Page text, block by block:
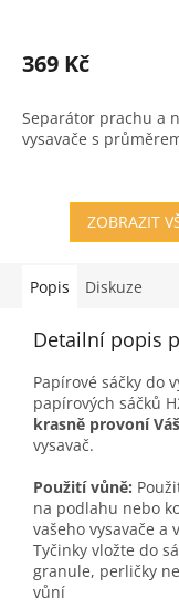
produktu
je
z
5
369 Kč
Separátor prachu a
vysavače s
ZOBRAZIT
Popis Diskuze
Detailní popis
Papírové sáčky do
papírových sáčků
krasně provoní
vysavač.
Použití vůně:
na podlahu nebo
vašeho vysavače
Tyčinky vložte do
granule, perličky
vůní